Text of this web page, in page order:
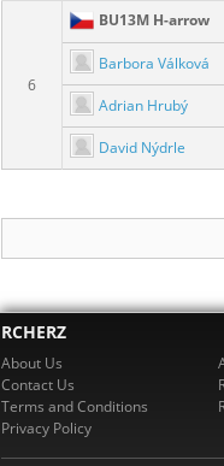
6
BU13M H-arrow
Barbora Válková
Adrian Hrubý
David Nýdrle
RCHERZ
About Us
Contact Us
Terms and Conditions
Privacy Policy